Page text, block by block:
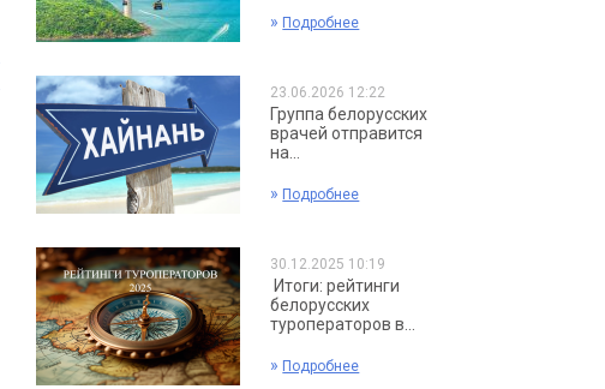
» Подробнее
23.06.2026 12:22
Группа белорусских
врачей отправится
на...
» Подробнее
30.12.2025 10:19
Итоги: рейтинги
белорусских
туроператоров в...
» Подробнее